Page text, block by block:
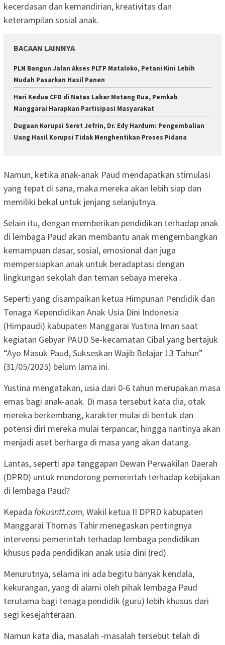
kecerdasan dan kemandirian, kreativitas dan
keterampilan sosial anak.
BACAAN LAINNYA
PLN Bangun Jalan Akses PLTP Mataloko, Petani Kini Lebih
Mudah Pasarkan Hasil Panen
Hari Kedua CFD di Natas Labar Motang Rua, Pemkab
Manggarai Harapkan Partisipasi Masyarakat
Dugaan Korupsi Seret Jefrin, Dr. Edy Hardum: Pengembalian
Uang Hasil Korupsi Tidak Menghentikan Proses Pidana
Namun, ketika anak-anak Paud mendapatkan stimulasi
yang tepat di sana, maka mereka akan lebih siap dan
memiliki bekal untuk jenjang selanjutnya.
Selain itu, dengan memberikan pendidikan terhadap anak
di lembaga Paud akan membantu anak mengembangkan
kemampuan dasar, sosial, emosional dan juga
mempersiapkan anak untuk beradaptasi dengan
lingkungan sekolah dan teman sebaya mereka .
Seperti yang disampaikan ketua Himpunan Pendidik dan
Tenaga Kependidikan Anak Usia Dini Indonesia
(Himpaudi) kabupaten Manggarai Yustina Iman saat
kegiatan Gebyar PAUD Se-kecamatan Cibal yang bertajuk
“Ayo Masuk Paud, Sukseskan Wajib Belajar 13 Tahun”
(31/05/2025) belum lama ini.
Yustina mengatakan, usia dari 0-6 tahun merupakan masa
emas bagi anak-anak. Di masa tersebut kata dia, otak
mereka berkembang, karakter mulai di bentuk dan
potensi diri mereka mulai terpancar, hingga nantinya akan
menjadi aset berharga di masa yang akan datang.
Lantas, seperti apa tanggapan Dewan Perwakilan Daerah
(DPRD) untuk mendorong pemerintah terhadap kebijakan
di lembaga Paud?
Kepada fokusntt.com, Wakil ketua II DPRD kabupaten
Manggarai Thomas Tahir menegaskan pentingnya
intervensi pemerintah terhadap lembaga pendidikan
khusus pada pendidikan anak usia dini (red).
Menurutnya, selama ini ada begitu banyak kendala,
kekurangan, yang di alami oleh pihak lembaga Paud
terutama bagi tenaga pendidik (guru) lebih khusus dari
segi kesejahteraan.
Namun kata dia, masalah -masalah tersebut telah di